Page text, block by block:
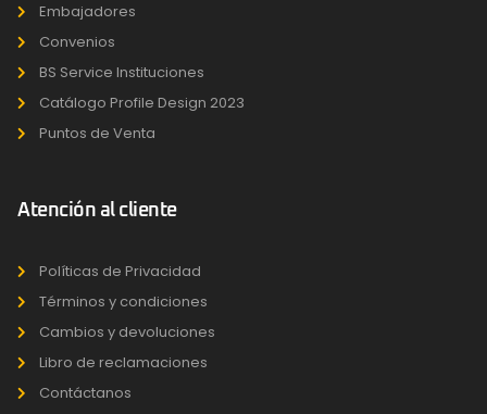
Embajadores
Convenios
BS Service Instituciones
Catálogo Profile Design 2023
Puntos de Venta
Atención al cliente
Políticas de Privacidad
Términos y condiciones
Cambios y devoluciones
Libro de reclamaciones
Contáctanos